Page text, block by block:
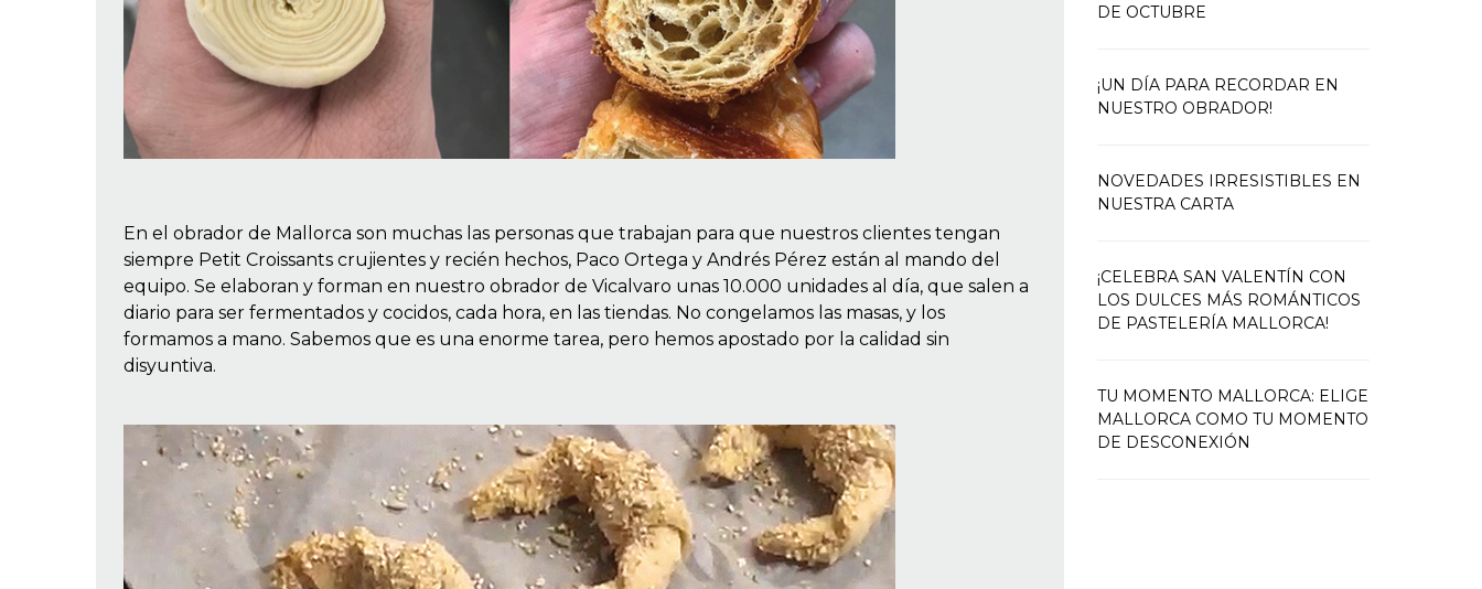
En el obrador de Mallorca son muchas las personas que trabajan para que nuestros clientes tengan
siempre Petit Croissants crujientes y recién hechos, Paco Ortega y Andrés Pérez están al mando del
equipo. Se elaboran y forman en nuestro obrador de Vicalvaro unas 10.000 unidades al día, que salen a
diario para ser fermentados y cocidos, cada hora, en las tiendas. No congelamos las masas, y los
formamos a mano. Sabemos que es una enorme tarea, pero hemos apostado por la calidad sin
disyuntiva.
DE OCTUBRE
¡UN DÍA PARA RECORDAR EN
NUESTRO OBRADOR!
NOVEDADES IRRESISTIBLES EN
NUESTRA CARTA
¡CELEBRA SAN VALENTÍN CON
LOS DULCES MÁS ROMÁNTICOS
DE PASTELERÍA MALLORCA!
TU MOMENTO MALLORCA: ELIGE
MALLORCA COMO TU MOMENTO
DE DESCONEXIÓN